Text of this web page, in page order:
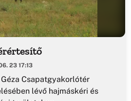
23 17:13
Csapatgyakorlótér
lévő hajmáskéri és